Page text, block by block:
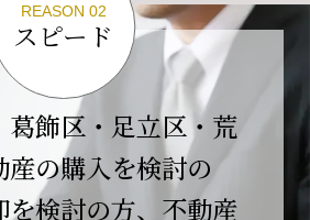
拶】
高配を賜り、誠にありがとう
、2026年2月1日をもちまし
えることができました。
REASON 02
スピード
葛飾区・足立区・荒
産の購入を検討の
を検討の方、不動産